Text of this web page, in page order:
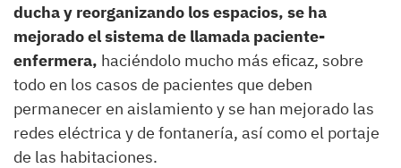
ducha y reorganizando los espacios, se ha
mejorado el sistema de llamada paciente-
enfermera, haciéndolo mucho más eficaz, sobre
todo en los casos de pacientes que deben
permanecer en aislamiento y se han mejorado las
redes eléctrica y de fontanería, así como el portaje
de las habitaciones.